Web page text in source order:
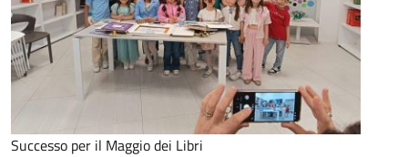
Successo per il Maggio dei Libri